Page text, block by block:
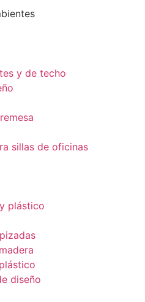
y de techo
sillas de oficinas
plástico
diseño